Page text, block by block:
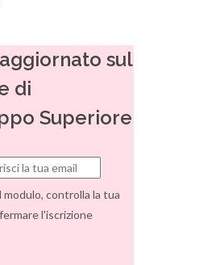
sul
di
Superiore
modulo, controlla la tua
l'iscrizione